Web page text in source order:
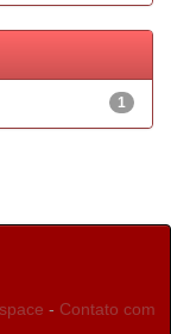
1
- Contato com